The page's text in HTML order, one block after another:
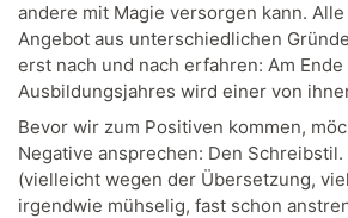
andere mit Magie versorgen kann.
Angebot aus unterschiedlichen
erst nach und nach erfahren: Am
Ausbildungsjahres wird einer von
Bevor wir zum Positiven kommen,
Negative ansprechen: Den Schreibstil.
(vielleicht wegen der Übersetzung,
irgendwie mühselig, fast schon